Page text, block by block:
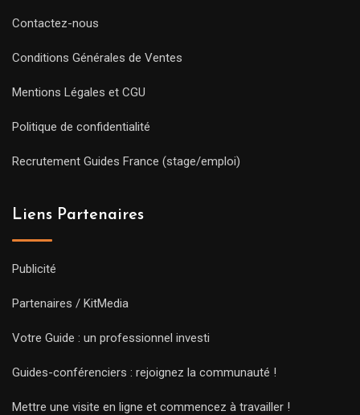
Contactez-nous
Conditions Générales de Ventes
Mentions Légales et CGU
Politique de confidentialité
Recrutement Guides France (stage/emploi)
Liens Partenaires
Publicité
Partenaires / KitMedia
Votre Guide : un professionnel investi
Guides-conférenciers : rejoignez la communauté !
Mettre une visite en ligne et commencez à travailler !